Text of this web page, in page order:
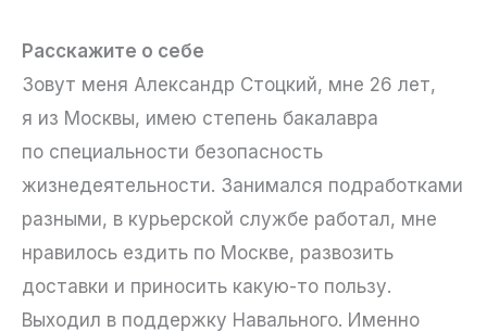
Расскажите о себе
Зовут меня Александр Стоцкий, мне 26 лет,
я из Москвы, имею степень бакалавра
по специальности безопасность
жизнедеятельности. Занимался подработками
разными, в курьерской службе работал, мне
нравилось ездить по Москве, развозить
доставки и приносить какую-то пользу.
Выходил в поддержку Навального. Именно